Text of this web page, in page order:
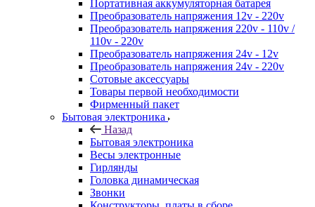
Портативная аккумуляторная батарея
Преобразователь напряжения 12v - 220v
Преобразователь напряжения 220v - 110v /
110v - 220v
Преобразователь напряжения 24v - 12v
Преобразователь напряжения 24v - 220v
Сотовые аксессуары
Товары первой необходимости
Фирменный пакет
Бытовая электроника
Назад
Бытовая электроника
Весы электронные
Гирлянды
Головка динамическая
Звонки